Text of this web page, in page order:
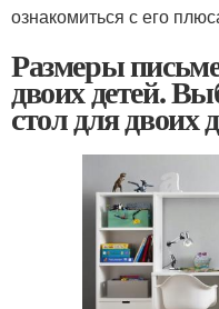
ознакомиться с его
Размеры
двоих детей.
стол для двоих